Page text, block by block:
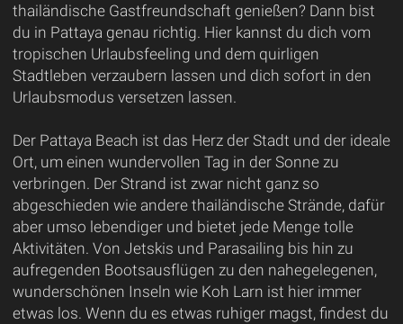
thailändische Gastfreundschaft genießen? Dann bist
du in Pattaya genau richtig. Hier kannst du dich vom
tropischen Urlaubsfeeling und dem quirligen
Stadtleben verzaubern lassen und dich sofort in den
Urlaubsmodus versetzen lassen.
Der Pattaya Beach ist das Herz der Stadt und der ideale
Ort, um einen wundervollen Tag in der Sonne zu
verbringen. Der Strand ist zwar nicht ganz so
abgeschieden wie andere thailändische Strände, dafür
aber umso lebendiger und bietet jede Menge tolle
Aktivitäten. Von Jetskis und Parasailing bis hin zu
aufregenden Bootsausflügen zu den nahegelegenen,
wunderschönen Inseln wie Koh Larn ist hier immer
etwas los. Wenn du es etwas ruhiger magst, findest du